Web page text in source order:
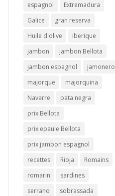
espagnol
Extremadura
Galice
gran reserva
Huile d'olive
iberique
jambon
jambon Bellota
jambon espagnol
jamonero
majorque
majorquina
Navarre
pata negra
prix Bellota
prix epaule Bellota
prix jambon espagnol
recettes
Rioja
Romains
romarin
sardines
serrano
sobrassada